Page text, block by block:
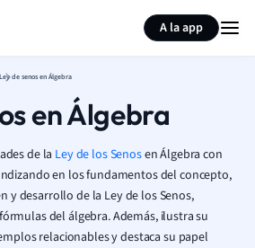
A la app
Ley de senos en Álgebra
en Álgebra
de la Ley de los Senosen Álgebra con
en los fundamentos del concepto,
y desarrollo de la Ley de los Senos,
del álgebra. Además, ilustra su
relacionables y destaca su papel
Resumir página